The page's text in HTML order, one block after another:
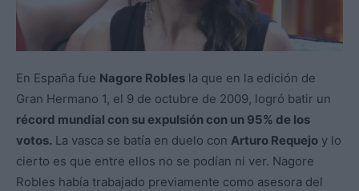
En España fue Nagore Robles la que en la edición de
Gran Hermano 1, el 9 de octubre de 2009, logró batir un
récord mundial con su expulsión con un 95% de los
votos. La vasca se batía en duelo con Arturo Requejo y lo
cierto es que entre ellos no se podían ni ver. Nagore
Robles había trabajado previamente como asesora del